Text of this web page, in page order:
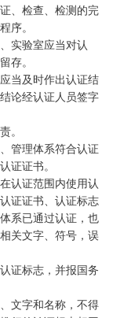
、检查、检测的完
序。
实验室应当对认
存。
及时作出认证结
论经认证人员签字
。
理体系符合认证
证证书。
证范围内使用认
证证书、认证标志
系已通过认证，也
关文字、符号，误
标志，并报国务
文字和名称，不得